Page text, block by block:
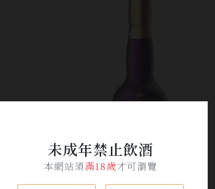
未成年禁止飲酒
本網站須滿18歲才可瀏覽